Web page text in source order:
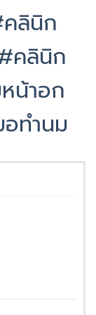
ลินิก
คลินิก
น้าอก
ทำนม